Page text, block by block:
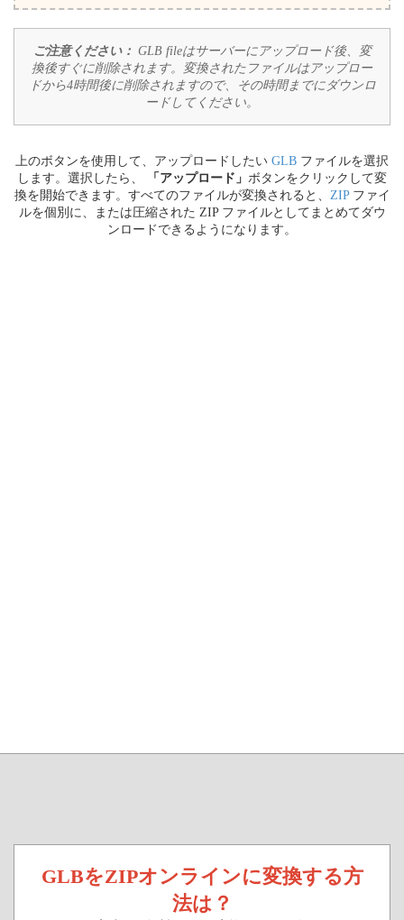
ご注意ください： GLB fileはサーバーにアップロード後、変
換後すぐに削除されます。変換されたファイルはアップロー
ドから4時間後に削除されますので、その時間までにダウンロ
ードしてください。
上のボタンを使用して、アップロードしたい GLB ファイルを選択
します。選択したら、
「アップロード」 ボタンをクリックして変
換を開始できます。すべてのファイルが変換されると、 ZIPファイ
ルを個別に、または圧縮された ZIP ファイルとしてまとめてダウ
ンロードできるようになります。
GLBをZIPオンラインに変換する方
法は？